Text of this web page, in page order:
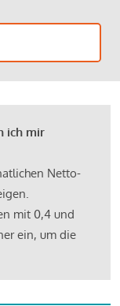
ich mir
Netto-
mit 0,4 und
ein, um die